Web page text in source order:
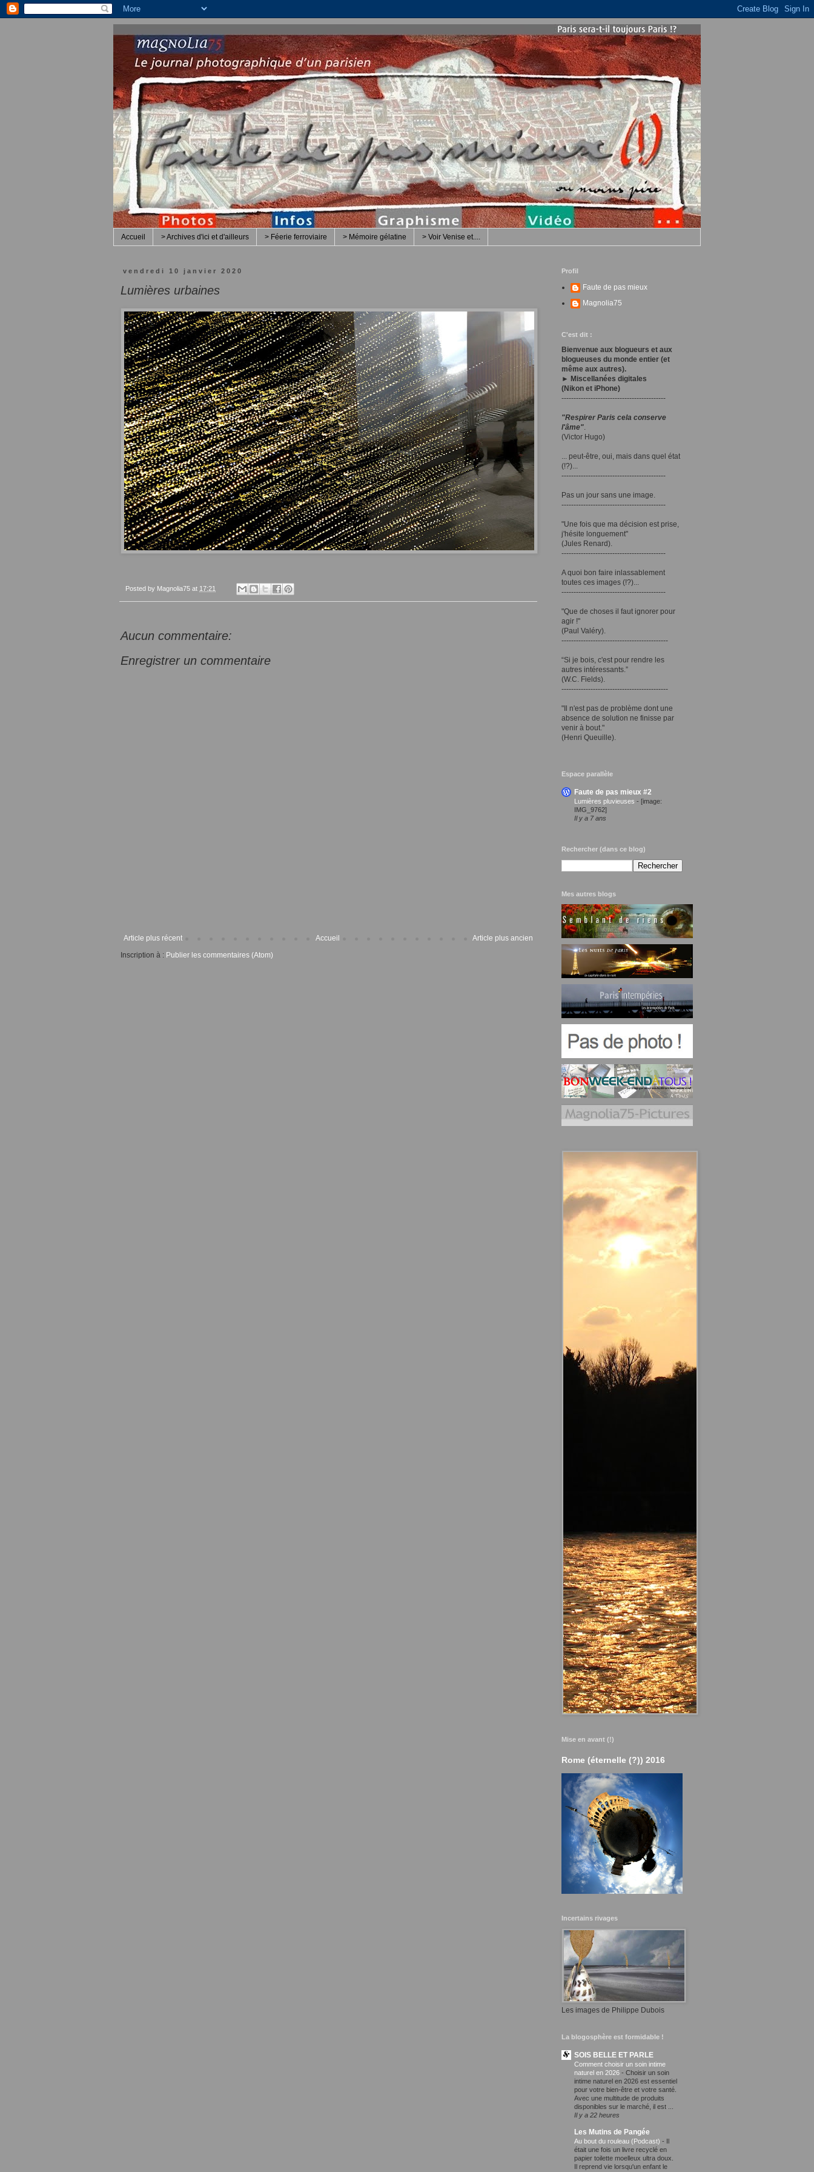
Accueil > Archives d'ici et d'ailleurs > Féerie ferroviaire > Mémoire gélatine > Voir Venise et....
vendredi 10 janvier 2020
Lumières urbaines
Posted by Magnolia75 at 17:21
Aucun commentaire:
Enregistrer un commentaire
Article plus récent Article plus ancien
Accueil
Inscription à : Publier les commentaires (Atom)
Profil
Faute de pas mieux
Magnolia75
C'est dit :
Bienvenue aux blogueurs et aux
blogueuses du monde entier (et
même aux autres).
► Miscellanées digitales
(Nikon et iPhone)
-------------------------------------------
"Respirer Paris cela conserve
l'âme".
(Victor Hugo)
... peut-être, oui, mais dans quel état
(!?)...
-------------------------------------------
Pas un jour sans une image.
-------------------------------------------
"Une fois que ma décision est prise,
j'hésite longuement"
(Jules Renard).
-------------------------------------------
A quoi bon faire inlassablement
toutes ces images (!?)...
-------------------------------------------
"Que de choses il faut ignorer pour
agir !"
(Paul Valéry).
--------------------------------------------
“Si je bois, c'est pour rendre les
autres intéressants.”
(W.C. Fields).
--------------------------------------------
"Il n'est pas de problème dont une
absence de solution ne finisse par
venir à bout."
(Henri Queuille).
Espace parallèle
Faute de pas mieux #2
Lumières pluvieuses - [image:
IMG_9762]
Il y a 7 ans
Rechercher (dans ce blog)
Mes autres blogs
Mise en avant (!)
Rome (éternelle (?)) 2016
Incertains rivages
Les images de Philippe Dubois
La blogosphère est formidable !
SOIS BELLE ET PARLE
Comment choisir un soin intime
naturel en 2026 - Choisir un soin
intime naturel en 2026 est essentiel
pour votre bien-être et votre santé.
Avec une multitude de produits
disponibles sur le marché, il est ...
Il y a 22 heures
Les Mutins de Pangée
Au bout du rouleau (Podcast) - Il
était une fois un livre recyclé en
papier toilette moelleux ultra doux.
Il reprend vie lorsqu'un enfant le